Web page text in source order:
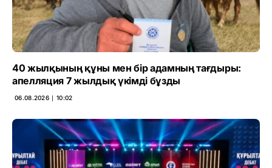
40 жылқының құны мен бір адамның тағдыры:
апелляция 7 жылдық үкімді бұзды
06.08.2026 ∣ 10:02